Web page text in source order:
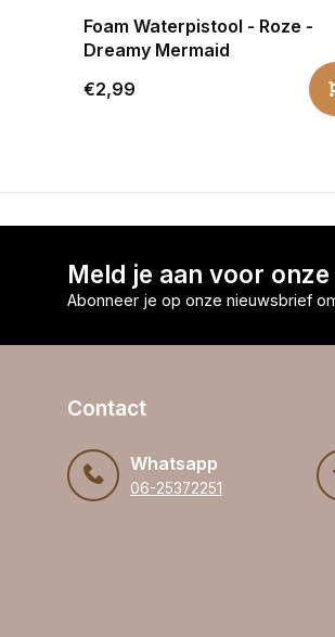
Foam Waterpistool - Roze -
Dreamy Mermaid
€2,99
Meld je aan voor
Abonneer je op onze nieuwsbrief
Contact
Whatsapp
06-25372251